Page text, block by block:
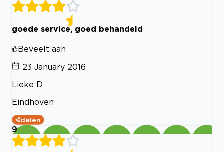
goede service, goed behandeld
Beveelt aan
23 January 2016
Lieke D
Eindhoven
delen
9